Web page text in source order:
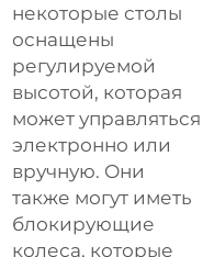
некоторые столы
оснащены
регулируемой
высотой, которая
может управляться
электронно или
вручную. Они
также могут иметь
блокирующие
колеса, которые